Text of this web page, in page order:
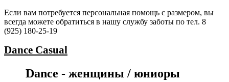
Если вам потребуется персональная помощь с размером, вы
всегда можете обратиться в нашу службу заботы по тел. 8
(925) 180-25-19
Dance Casual
Dance - женщины / юниоры